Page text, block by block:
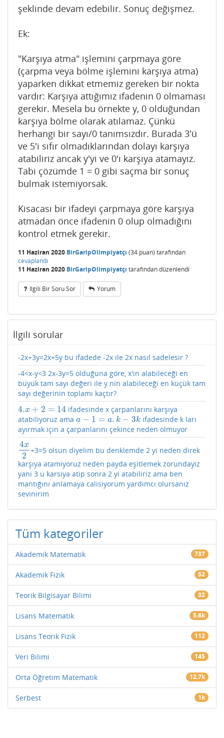
şeklinde devam edebilir. Sonuç değişmez.
Ek:
"Karşıya atma" işlemini çarpmaya göre
(çarpma veya bölme işlemini karşıya atma)
yaparken dikkat etmemiz gereken bir nokta
vardır: Karşıya attığımız ifadenin 0 olmaması
gerekir. Mesela bu örnekte y, 0 olduğundan
karşıya bölme olarak atılamaz. Çünkü
herhangi bir sayı/0 tanımsızdır. Burada 3'ü
ve 5'i sıfır olmadıklarından dolayı karşıya
atabiliriz ancak y'yi ve 0'ı karşıya atamayız.
Tabi çözümde 1 = 0 gibi saçma bir sonuç
bulmak istemiyorsak.
Kisacası bir ifadeyi çarpmaya göre karşıya
atmadan önce ifadenin 0 olup olmadığını
kontrol etmek gerekir.
11 Haziran 2020 BirGaripOlimpiyatçı (34 puan) tarafından
cevaplandı
11 Haziran 2020 BirGaripOlimpiyatçı tarafındandüzenlendi
Ilgili Bir Soru Sor Yorum
İlgili sorular
-2x+3y=2x+5y bu ifadede -2x ile 2x nasıl sadelesir ?
-4<x-y<3 2x-3y=5 olduğuna göre, x'in alabileceği en
büyük tam sayı değeri ile y nin alabileceği en küçük tam
sayı değerinin toplamı kaçtır?
4.x + 2 = 14
4.x+ 2= 14
ifadesinde x çarpanlarını karşıya
atabiliyoruz ama a − 1 = a. k − 3k
a−1= a k− 3k
ifadesinde k ları
ayırmak için a çarpanlarını çekince neden olmuyor
4x
2
4x2+3=5 olsun diyelim bu denklemde 2 yi neden direk
karşıya atamiyoruz neden payda eşitlemek zorundayiz
yani 3 u karsiya atip sonra 2 yi atabiliriz ama ben
mantığını anlamaya calisiyorum yardımcı olursanız
sevinirim
Tüm kategoriler
Akademik Matematik 737
Akademik Fizik 52
Teorik Bilgisayar Bilimi 32
Lisans Matematik 5.6k
Lisans Teorik Fizik 112
Veri Bilimi 145
Orta Öğretim Matematik 12.7k
Serbest 1k